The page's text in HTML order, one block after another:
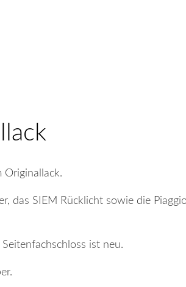
Originallack.
das SIEM Rücklicht sowie die
ist neu.